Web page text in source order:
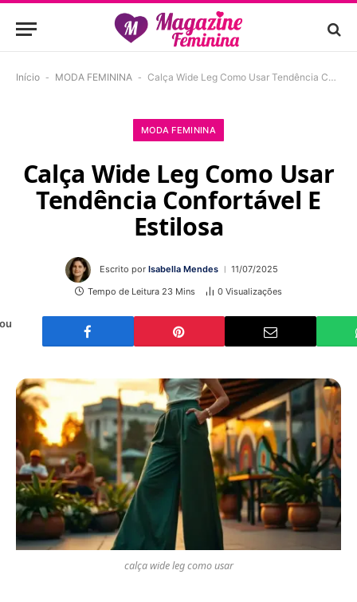
Início - MODA FEMININA - Calça Wide Leg Como Usar Tendência Confortável E Estilosa
MODA FEMININA
Calça Wide Leg Como Usar
Tendência Confortável E
Estilosa
Escrito por Isabella Mendes
11/07/2025
Tempo de Leitura 23 Mins
0 Visualizações
calça wide leg como usar